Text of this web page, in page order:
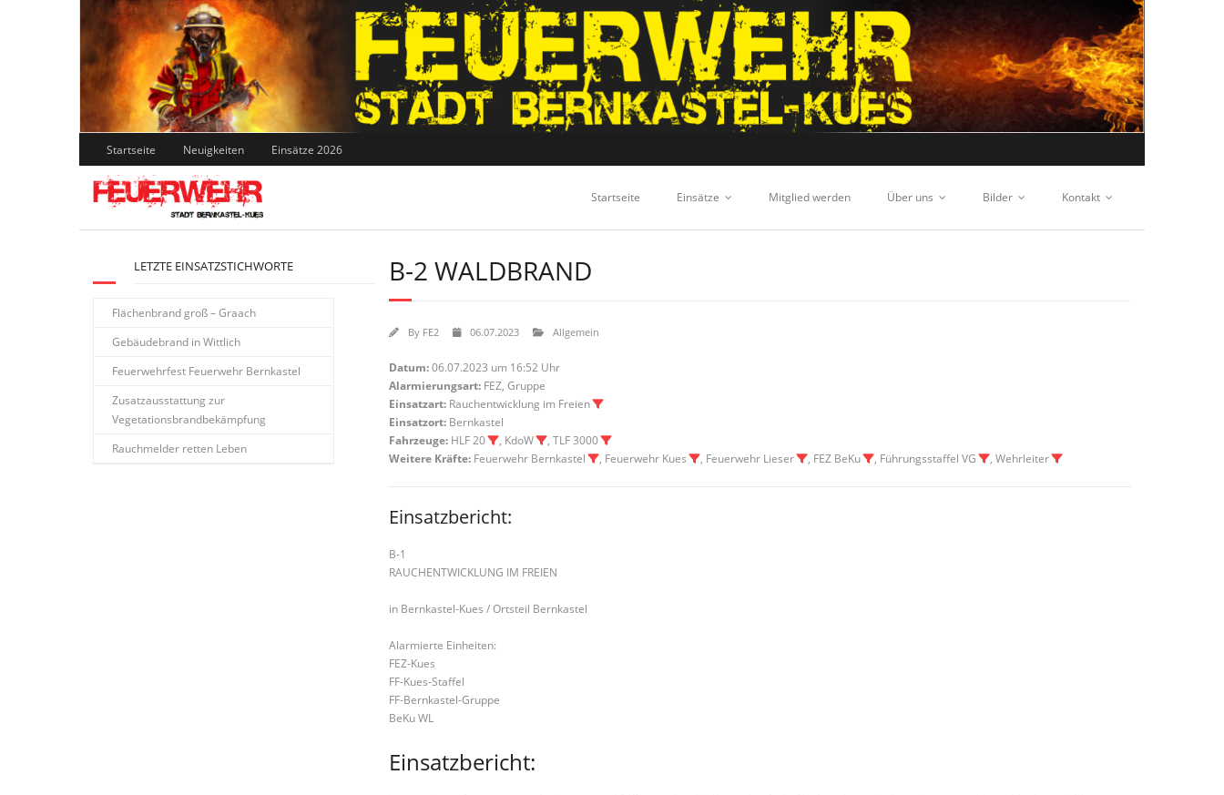
Skip
to
content
Startseite Neuigkeiten Einsätze 2026
Startseite Einsätze Mitglied werden Über uns Bilder Kontakt
B-2 WALDBRAND
By FE2 06.07.2023 Allgemein
Datum:06.07.2023 um 16:52 Uhr
Alarmierungsart: FEZ, Gruppe
Einsatzart: Rauchentwicklung im Freien
Einsatzort: Bernkastel
Fahrzeuge: HLF 20 , KdoW
, TLF 3000
Weitere Kräfte: Feuerwehr Bernkastel , Feuerwehr Kues , Feuerwehr Lieser , FEZ BeKu , Führungsstaffel VG , Wehrleiter
Einsatzbericht:
B-1
RAUCHENTWICKLUNG IM FREIEN
in Bernkastel-Kues / Ortsteil Bernkastel
Alarmierte Einheiten:
FEZ-Kues
FF-Kues-Staffel
FF-Bernkastel-Gruppe
BeKu WL
Einsatzbericht:
LETZTE EINSATZSTICHWORTE
Flächenbrand groß – Graach
Gebäudebrand in Wittlich
Feuerwehrfest Feuerwehr Bernkastel
Zusatzausstattung zur
Vegetationsbrandbekämpfung
Rauchmelder retten Leben